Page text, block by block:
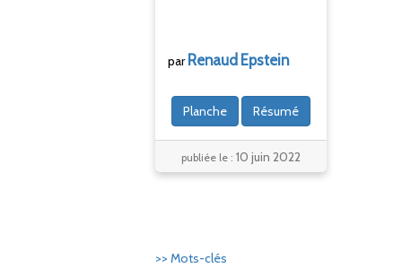
par Renaud Epstein
Planche Résumé
publiée le :10 juin 2022
>> Mots-clés